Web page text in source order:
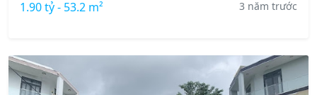
1.90 tỷ - 53.2 m² 3 năm trước